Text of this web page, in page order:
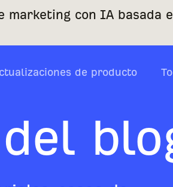
marketing con IA basada
de producto